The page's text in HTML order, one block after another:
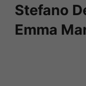
Stefano
Emma